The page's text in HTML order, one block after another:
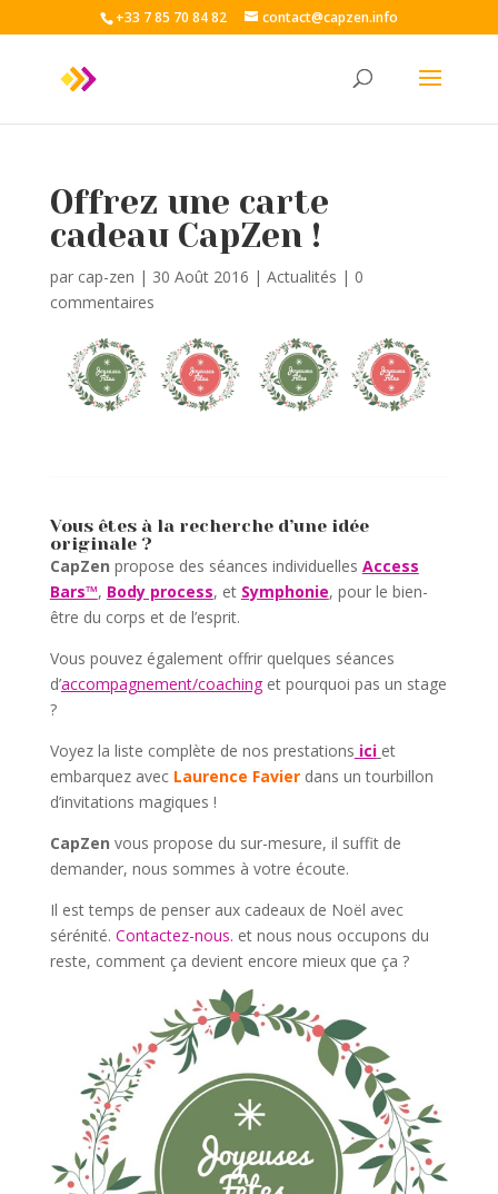
+33 7 85 70 84 82 contact@capzen.info
Offrez une carte
cadeau CapZen !
par cap-zen | 30 Août 2016 | Actualités | 0
commentaires
Vous êtes à la recherche d’une idée
originale ?
CapZen propose des séances individuelles Access
Bars™, Body process, et Symphonie, pour le bien-
être du corps et de l’esprit.
Vous pouvez également offrir quelques séances
d’accompagnement/coachinget pourquoi pas un stage
?
Voyez la liste complète de nos prestations ici et
embarquez avec Laurence Favierdans un tourbillon
d’invitations magiques !
CapZen vous propose du sur-mesure, il suffit de
demander, nous sommes à votre écoute.
Il est temps de penser aux cadeaux de Noël avec
sérénité. Contactez-nous. et nous nous occupons du
reste, comment ça devient encore mieux que ça ?